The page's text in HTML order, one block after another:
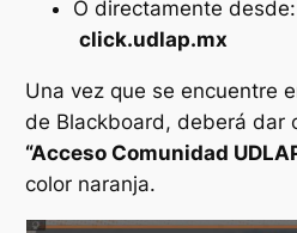
O directamente desde:
click.udlap.mx
Una vez que se encuentre
de Blackboard, deberá dar
“Acceso Comunidad
color naranja.